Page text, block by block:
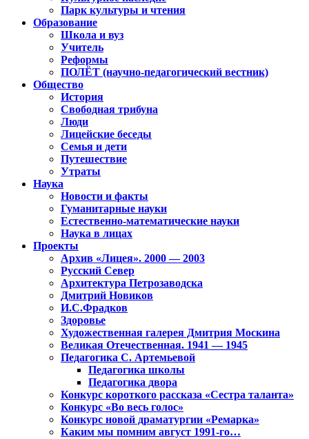
Парк культуры и чтения
Образование
Школа и вуз
Учитель
Реформы
ПОЛЁТ (научно-педагогический вестник)
Общество
История
Свободная трибуна
Люди
Лицейские беседы
Семья и дети
Путешествие
Утраты
Наука
Новости и факты
Гуманитарные науки
Естественно-математические науки
Наука в лицах
Проекты
Архив «Лицея». 2000 — 2003
Русский Север
Архитектура Петрозаводска
Дмитрий Новиков
И.С.Фрадков
Здоровье
Художественная галерея Дмитрия Москина
Великая Отечественная. 1941 — 1945
Педагогика С. Артемьевой
Педагогика школы
Педагогика двора
Конкурс короткого рассказа «Сестра таланта»
Конкурс «Во весь голос»
Конкурс новой драматургии «Ремарка»
Каким мы помним август 1991-го…